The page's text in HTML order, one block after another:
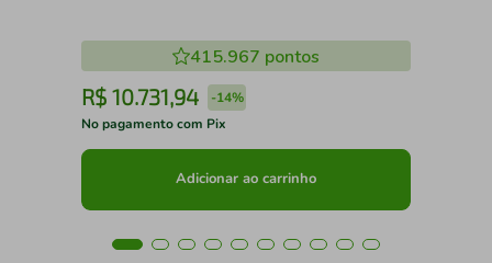
415.967 pontos
R$ 10.731,94 -14%
No pagamento com Pix
Adicionar ao carrinho